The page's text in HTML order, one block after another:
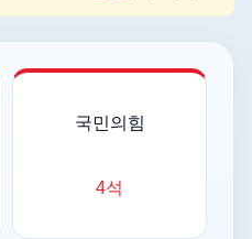
국민의힘
4석